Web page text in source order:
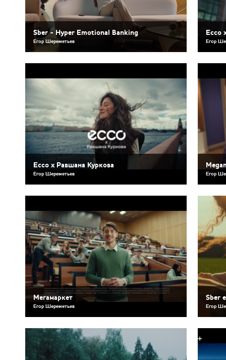
Sber - Hyper Emotional Banking
Егор Шереметьев
Ecco
Егор
Ecco x Равшана Куркова
Егор Шереметьев Егор
Мегамаркет
Егор Шереметьев
Sber
Егор